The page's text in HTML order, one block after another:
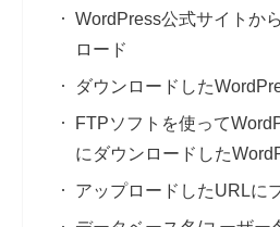
WordPress公式サイトか
ロード
ダウンロードした
FTPソフトを使って
にダウンロードした
アップロードしたURLに